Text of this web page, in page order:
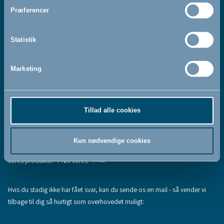
Præferencer
Statistik
Marketing
Tillad alle cookies
Kun nødvendige cookies
læst og accepteret vores
Cookiepolitik
Tilmeld
Fandt du ikke den information, du søgte, eller har du flere spørgsmål til
vores produkter? Prøv vores:FAQ
Hvis du stadig ikke har fået svar, kan du sende os en mail - så vender vi
tilbage til dig så hurtigt som overhovedet muligt: